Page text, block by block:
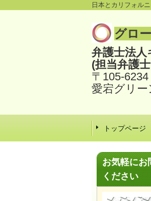
日本とカリフォル
グロ
弁護士法
(担当弁護
〒105-
愛宕グリ
トップページ
お気軽にお
ください